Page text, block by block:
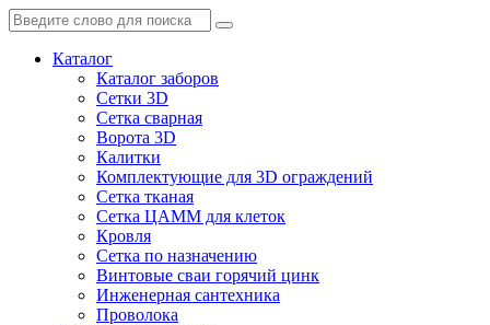
Каталог
Каталог заборов
Сетки 3D
Сетка сварная
Ворота 3D
Калитки
Комплектующие для 3D ограждений
Сетка тканая
Сетка ЦАММ для клеток
Кровля
Сетка по назначению
Винтовые сваи горячий цинк
Инженерная сантехника
Проволока